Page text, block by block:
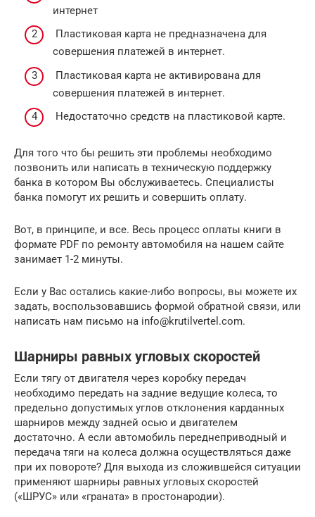
интернет
Пластиковая карта не предназначена для
совершения платежей в интернет.
Пластиковая карта не активирована для
совершения платежей в интернет.
Недостаточно средств на пластиковой карте.
Для того что бы решить эти проблемы необходимо
позвонить или написать в техническую поддержку
банка в котором Вы обслуживаетесь. Специалисты
банка помогут их решить и совершить оплату.
Вот, в принципе, и все. Весь процесс оплаты книги в
формате PDF по ремонту автомобиля на нашем сайте
занимает 1-2 минуты.
Если у Вас остались какие-либо вопросы, вы можете их
задать, воспользовавшись формой обратной связи, или
написать нам письмо на info@krutilvertel.com.
Шарниры равных угловых скоростей
Если тягу от двигателя через коробку передач
необходимо передать на задние ведущие колеса, то
предельно допустимых углов отклонения карданных
шарниров между задней осью и двигателем
достаточно. А если автомобиль переднеприводный и
передача тяги на колеса должна осуществляться даже
при их повороте? Для выхода из сложившейся ситуации
применяют шарниры равных угловых скоростей
(«ШРУС» или «граната» в простонародии).